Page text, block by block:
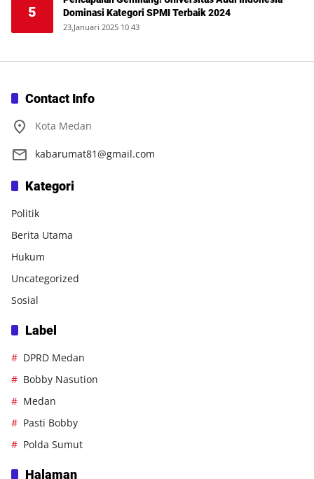
5
Dominasi Kategori SPMI Terbaik 2024
23,Januari 2025 10 43
Contact Info
Kota Medan
kabarumat81@gmail.com
Kategori
Politik
Berita Utama
Hukum
Uncategorized
Sosial
Label
DPRD Medan
Bobby Nasution
Medan
Pasti Bobby
Polda Sumut
Halaman